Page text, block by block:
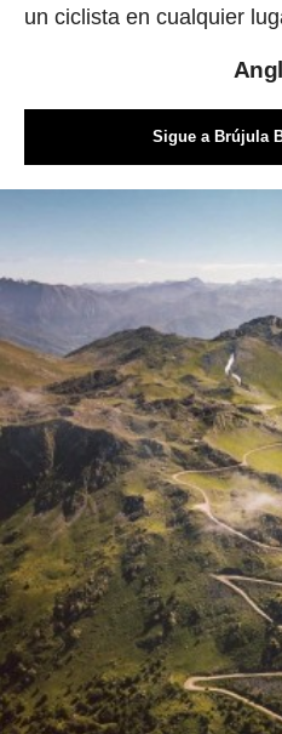
un ciclista en cualquier
Sigue a Brújula